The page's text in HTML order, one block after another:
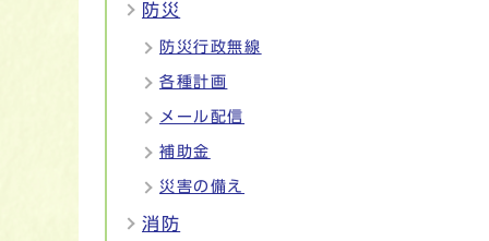
防災
防災行政無線
各種計画
メール配信
補助金
災害の備え
消防